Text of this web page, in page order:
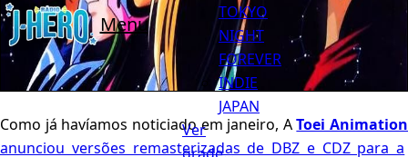
Menu
TOKYO
NIGHT
FOREVER
INDIE
JAPAN
Ver
Como já havíamos noticiado em janeiro, A Toei Animation
anunciou versões remasterizadas de DBZ e CDZ para a